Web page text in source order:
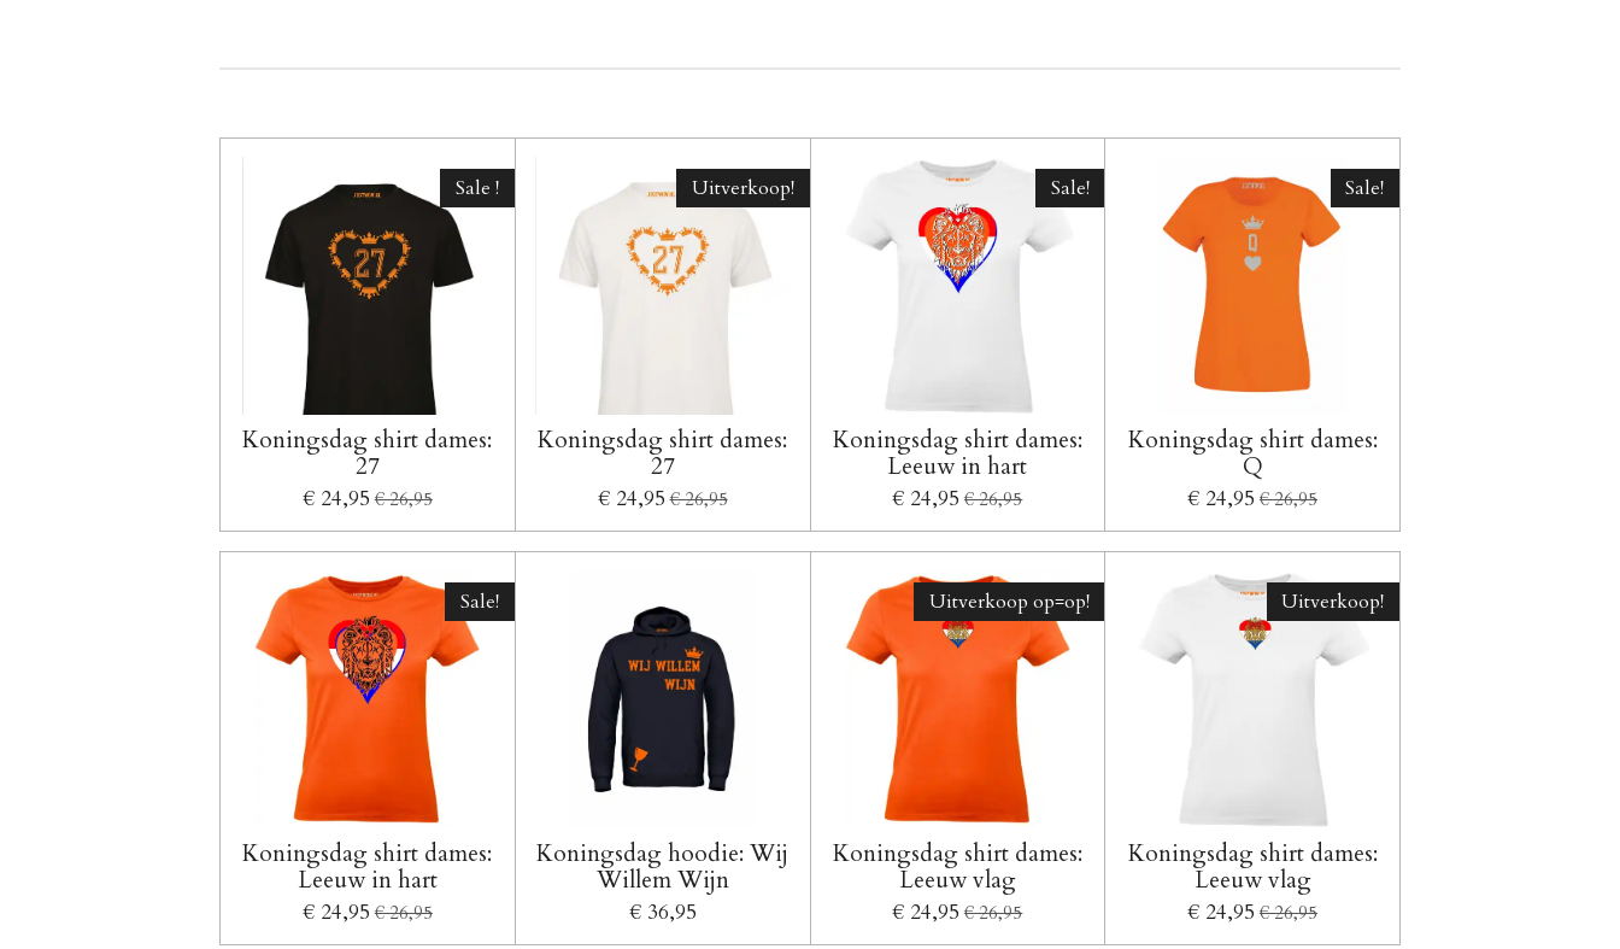
Sale !
Koningsdag shirt dames:
27
€ 24,95 € 26,95
Uitverkoop!
Koningsdag shirt dames:
27
€ 24,95 € 26,95
Sale!
Koningsdag shirt dames:
Leeuw in hart
€ 24,95 € 26,95
Sale!
Koningsdag shirt dames:
Q
€ 24,95 € 26,95
Sale!
Koningsdag shirt dames:
Leeuw in hart
€ 24,95 € 26,95
Koningsdag hoodie: Wij
Willem Wijn
€ 36,95
Uitverkoop op=op!
Koningsdag shirt dames:
Leeuw vlag
€ 24,95 € 26,95
Uitverkoop!
Koningsdag shirt dames:
Leeuw vlag
€ 24,95 € 26,95